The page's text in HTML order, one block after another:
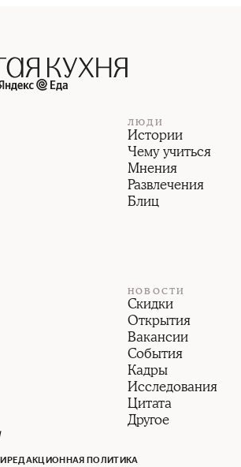
ЛЮДИ
Истории
Чему учиться
Мнения
Развлечения
Блиц
НОВОСТИ
Скидки
Открытия
Вакансии
События
Кадры
Исследования
Цитата
Другое
РЕДАКЦИОННАЯ ПОЛИТИКА